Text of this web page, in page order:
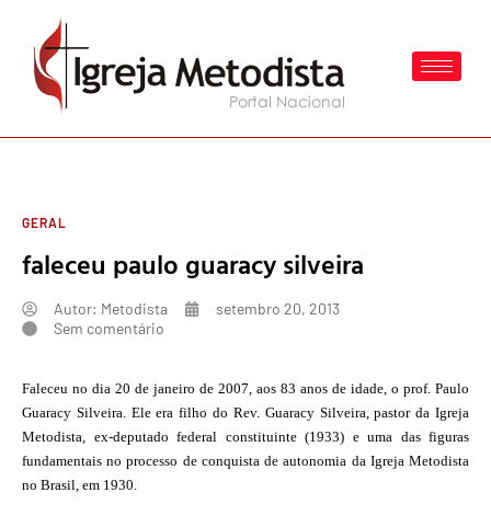
GERAL
faleceu paulo guaracy silveira
Autor: Metodista
setembro 20, 2013
Sem comentário
Faleceu no dia 20 de janeiro de 2007, aos 83 anos de idade, o prof. Paulo
Guaracy Silveira. Ele era filho do Rev. Guaracy Silveira, pastor da Igreja
Metodista, ex-deputado federal constituinte (1933) e uma das figuras
fundamentais no processo de conquista de autonomia da Igreja Metodista
no Brasil, em 1930.